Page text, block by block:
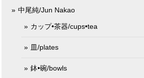
中尾純/Jun Nakao
カップ•茶器/cups•tea
皿/plates
鉢•碗/bowls